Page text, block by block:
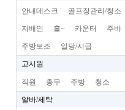
안내데스크 골프장관리/청소
지배인 홀~ 카운터 주바
주방보조 일당/시급
고시원
직원 총무 주방 청소
알바/세탁